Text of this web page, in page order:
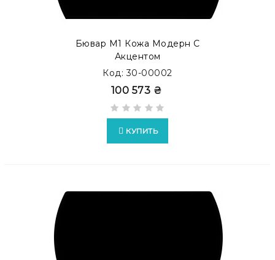
Бювар М1 Кожа Модерн С
Акцентом
Код: 30-00002
100 573 ₴
КУПИТЬ